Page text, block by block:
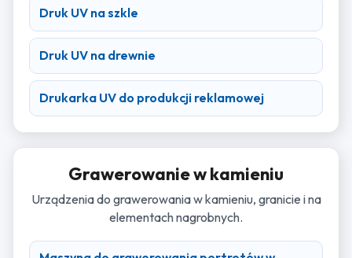
Druk UV na szkle
Druk UV na drewnie
Drukarka UV do produkcji reklamowej
Grawerowanie w kamieniu
Urządzenia do grawerowania w kamieniu, granicie i na
elementach nagrobnych.